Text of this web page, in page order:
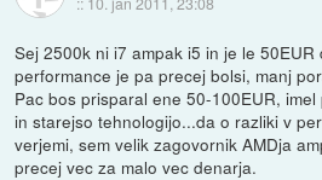
Sej 2500k ni i7 ampak i5 in je le
performance je pa precej bolsi, manj
Pac bos prisparal ene 50-100EUR,
in starejso tehnologijo...da o razliki v
verjemi, sem velik zagovornik AMDja
precej vec za malo vec denarja.